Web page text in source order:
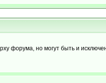
форума, но могут быть и